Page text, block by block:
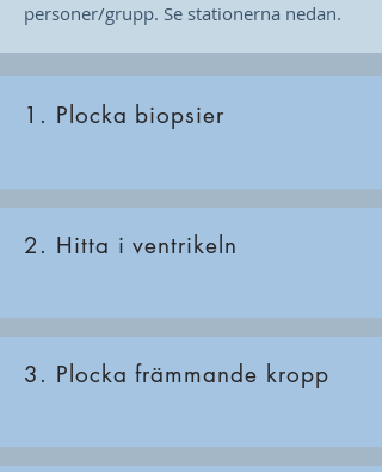
personer/grupp. Se stationerna nedan.
1. Plocka biopsier
2. Hitta i ventrikeln
3. Plocka främmande kropp